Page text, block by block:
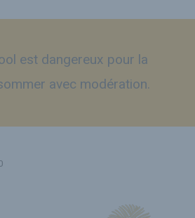
est dangereux pour la
avec modération.